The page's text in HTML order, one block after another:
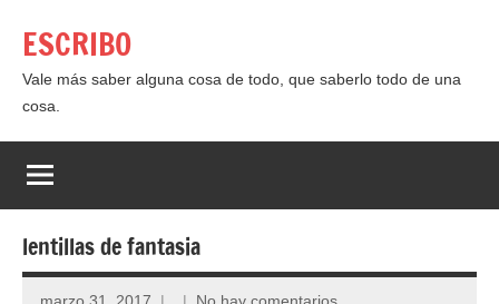
contenido
ESCRIBO
Vale más saber alguna cosa de todo, que saberlo todo de una
cosa.
lentillas de fantasia